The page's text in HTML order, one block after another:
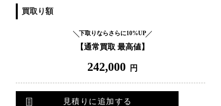
買取り額
下取りならさらに10%UP
【通常買取 最高値】
242,000 円
見積りに追加する